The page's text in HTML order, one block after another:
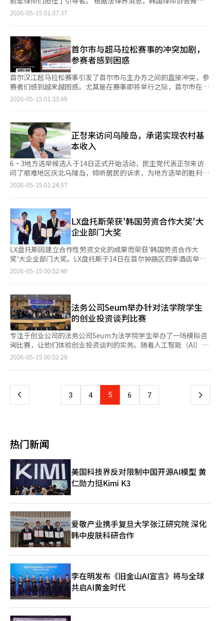
册，赵应天的京畿道知事候选人也预计于当天下午5时通过代理人
提交申请。权永国的正义党首尔市长候选人也在进行注册手续。
官英也已注册，预计将与涉嫌支付餐费的李元泽候选人展开正面交
锋。 在更불어民主党的补选候选人中，宋永吉（仁川延寿甲）、河
正宇（釜山北区甲）、金勇南（京畿平泽乙）、金南俊（仁川桂阳
乙）等候选人已完成注册。国民力量的朴钟镇（仁川延寿甲）、朴
敏植（釜山北区甲）、李珍淑（大邱达成郡）、兪义东（京畿平泽
乙）候选人也已完成注册。 在平泽乙地区展开对决的赵国创新党
代表与金在妍进步党常任代表、黄教安自由与创新代表也已完成候
选人注册。作为无党派候选人出战的前国民力量代表韩东勋（釜山
的选举活动。正式选举活动将于21日至下月2日进行。在选举活动
期间，候选人可以进行街头演讲和分发宣传材料。提前投票将于29
日进行，为期两天。
世界的区域探索、以过场动画为中心的叙事演绎以及基于手动战斗
的动作玩法被视为核心差异化要素。 在之前的媒体体验会上，游
点。在主要战斗中，自动战斗的比例被降到最低，闪避、防御和技
能连携的时机成为重要的动作结构。 实际体验中，敌方AI不仅仅是
简单的被击反应，而是通过模式化的反击和闪避保持紧张感。在同
时对抗多个敌人的场景中，技能冷却时间管理和站位的重要性得到
了强调。 游戏的图形也着重反映了原作《权力的游戏》的独特氛
围。中世纪幻想特有的暗色调、细致的背景描绘，以及原作粉丝能
够识别的主要地区和角色设计等都增强了沉浸感。 特别是网石在
商业模式设计上，移除了在国内MMORPG市场中常见的概率型装
在实现符合全球主机和PC用户偏好的游戏性。 在多人内容中，既
有合作也有竞争的元素。玩家可以通过组队进行Boss内容的攻
略，并引入了基于战斗贡献度的MVP系统。 网石将在PC预发布的
同时，推出多种上线活动。玩家可以通过签到活动和等级达成活动
获得稀有等级的野人服装、驯鹿坐骑和传奇遗物选择箱等游戏道
具。 近期，网石加强了多平台和全球市场的战略，《权力的游
戏：国王之路》被视为未来业绩的关键新作。特别是结合全球知名
度高的IP与动作角色扮演游戏类型，预计将吸引全球用户。 网石
而不仅仅是运气。”他还提到：“目前正全力以赴准备在韩国、台
湾、日本、泰国等亚洲地区的发布。”※ 本报道经人工智能（AI）
系统翻译与编辑。
律师特别委员会于14日在首尔瑞草洞的韩国律师协会会议中心成功
实务能力。 活动现场，新入职律师们的热情与前辈们真诚的建议
交织在一起，始终保持着严肃而又活跃的氛围。 韩国律师协会会
长金正旭在祝辞中指出：“由于律师数量激增以及法律科技和人工
智能的普及，目前法律市场的形势并不乐观。”他鼓励道：“在困
难中，如果能够基于以往积累的热情，勇敢挑战新的工作领域，必
定会取得有意义的成就。”他还希望“前后辈之间的交流与联系能
够成为未来漫长旅程中的巨大助力。” 首尔地方律师协会会长赵
顺烈在致辞中也表示：“希望大家在公职、企业、诉讼、国际等广
师，走正道。” 主办此次活动的青年律师特别委员会委员长金智
秀表示：“我非常理解新入职时既兴奋又迷茫的心情，希望今天的
活动能成为消除这种迷茫的宝贵时光。” 活动的亮点是由韩国律
师协会副会长金承炫主讲的“新入职律师职业发展研讨会”。金副
会长分享了成为就业市场上“受欢迎律师”的具体策略。 他特别
强调，在撰写自我介绍时，与其使用平常的成长背景，不如将工作
优势与具体案例结合，创造出“我自己的小差异”。此外，他还毫
无保留地传授了面试态度、各机构的特点以及跳槽时机和准备事项
法院、检察院、初创企业和企业律师等多个领域的36名前辈律师作
为导师，进行了分组指导。新入职律师们毫无保留地倾诉了自己在
实务中遇到的困惑和职业发展上的烦恼，导师们则分享了生动的现
场经验和见解，积极回应。 参加活动的一名新入职律师表
示：“通过考试后对未来的职业发展感到困惑，但听到在职前辈们
的具体建议后，未来的方向变得更加明确。” 韩国律师协会相关
人士表示：“未来将继续为新入职律师提供多样的支持项目和网络
平台，帮助他们自豪地提升专业能力。”
2026-05-15 01:37:37
首尔市与超马拉松赛事的冲突加剧，
参赛者感到困惑
首尔汉江超马拉松赛事引发了首尔市与主办方之间的直接冲突，参
赛者们感到越来越困惑。尤其是在赛事即将举行之际，首尔市在现
场悬挂了“未经批准的非法活动”的横幅，导致矛盾加剧。 争议
准的非法活动，若发生事故，所有责任由主办方承担。” 对此，
首尔汉江超马拉松组委会立即作出反应。组委会在官方公告中表
示：“赛事是按照合法程序进行的正当活动”，并指责首尔市及部
分相关机构因市民不便和安全问题对其施加过度压力。 组委会还
强调：“主办方没有强制控制市民通行的权利，参赛者也应按照现
场安全人员的指引保持秩序。”并指出：“汉江是所有市民的公共
空间，跑步也是市民自由的活动。” 然而，此次冲突的背景是同
一天在汉江地区计划举行的大规模无人机表演。由于无人机表演的
拉松重叠，安全管理将变得非常困难。 实际上，超马拉松的运营
时间比普通马拉松更长，参与者的体力差异也较大，安全管理的难
度较高。尤其是汉江公园是市民散步和骑自行车的集中区域，因此
在大型活动重叠时，事故风险可能会增加。 对此，等待参加马拉
松的参赛者表示：“我已经支付了参赛费、住宿和交通费用，突然
被当作非法活动处理。”还有人表示：“为什么参赛者要为首尔市
与主办方的冲突感到不安？”而另一些参赛者则要求退款，认为首
尔市对活动持消极态度。 与此同时，最近在首尔市中心和汉江公
称：“每个周末都堵车，通行不便。”、“去汉江散步也因为跑步
活动而变得困难。”、“仅仅无人机表演就会吸引人群，如果再加
上100公里马拉松，拥堵情况将会非常严重。”※ 本报道经人工智
能（AI）系统翻译与编辑。
2026-05-15 01:33:49
正청来访问乌陵岛，承诺实现农村基
本收入
6·3地方选举候选人于14日正式开始活动，民主党代表正청来访
问了艰难地区庆北乌陵岛，倾听居民的诉求，为地方选举的胜利奠
定基础。 正代表当天上午首先访问了道东小公园，随后参加了北
北党委员会主席林美爱、庆北乌陵郡长候选人郑成焕等人一同参
与。 在与乌陵岛居民的座谈会上，正代表承诺将迅速处理居民的
诉求。他提到座谈会上提出的农村基本收入，表示：“这不仅是党
内的需求，更是必要的。作为党代表，我会尽全力确保乌陵岛能够
纳入农村基本收入的范围。” 正代表还承诺解决考虑到气候因素
而限制入港的乌陵岛特性所带来的诉求。他表示：“我第一次听到
的就是‘即使生病，也要在天气好的日子出门’。我将制定保障宪
法中规定的居住和迁徙自由的方案。” 此外，正代表也认同了为
示：“我认为如果能特别考虑乌陵郡，制定类似于江原特别自治道
法的乌陵特别自治郡法，就能涵盖所有居民的诉求。”并请求
道：“请先收集居民的共同意见。” 对于居民提出的农村基本收
入和交通条件改善的建议，正代表表示：“我将与相关部门协商，
努力解决这些诉求，并计划与相关部门的部长们会面。” 同时，
正代表也对近期党内频繁访问庆南的情况表示，尽管民调显示各党
候选人之间的差距在缩小，但“在现场感受上并不明显。”他指
出：“最近民调的回应率大幅下降，抽样也变得困难。我们会密切
关注，但无论如何都会全力以赴。”※ 本报道经人工智能（AI）系
2026-05-15 01:24:57
LX盘托斯荣获'韩国劳资合作大奖'大
企业部门大奖
LX盘托斯因建立合作性劳资文化的成果而荣获'韩国劳资合作大
奖'大企业部门大奖。LX盘托斯于14日在首尔钟路区四季酒店举行
的第38届韩国劳资合作大奖颁奖典礼上，获得了最高荣誉大奖。当
员长金东明等主要相关人士出席。LX盘托斯的李永浩代表、朴车俊
工人代表、最高人事负责人金成旭等也参加了此次活动。由韩国经
营者总协会主办的韩国劳资合作大奖，旨在表彰通过劳资双方的相
互合作，促进良好的劳资文化并为国家经济发展作出贡献的企业。
评估内容包括劳资之间的信任建立、共生文化的形成和组织稳定性
等。LX盘托斯自1977年成立以来，近50年来保持了无劳资争议和
罢工的稳定劳资关系，得到了高度评价。尽管物流行业面临全球供
应链变化和货物流量波动等外部环境变化，该公司依然持续保持以
合作为中心的组织文化。特别是，LX盘托斯运营了包括工人代表与
种沟通渠道，制度性地收集成员意见，得到了积极评价。该公司专
注于建立以预防为主的劳资文化，而非单纯的事后冲突调解。在当
管理方面，LX盘托斯也在持续努力建立可持续的组织文化。该公司
行企业的社会责任。在全球经济放缓和供应链不确定性等因素影响
下，物流行业整体面临快速变化的经营环境，稳定的劳资关系被视
为企业竞争力的核心要素。尤其是对于全球客户比例较高的综合物
流企业，组织稳定性和现场运营效率直接关系到业务竞争力。LX盘
托斯代表李永浩表示：“此次获奖让我深感荣幸，认可了我们成员
在建立合作性劳资文化方面的努力。未来，我们将继续以相互信任
和沟通为基础，进一步发展健康的组织文化，实现可持续增
长。”※ 本报道经人工智能（AI）系统翻译与编辑。
2026-05-15 00:52:40
法务公司Seum举办针对法学院学生
的创业投资谈判比赛
专注于创业公司的法务公司Seum为法学院学生举办了一场模拟咨
询比赛，让他们体验创业投资谈判的实务。随着人工智能（AI）创
业公司的增加，相关法律咨询需求也在上升，预备法律从业者对创
学院的创业法学会学生举办了“2026创业与法律的交汇之夜-法律
多名在校生和其他法学院的学生参加。 本次比赛设定了一个虚拟
的AI创业公司，按照投资融资的不同阶段进行实战模拟谈判。学生
Series A、Series A和Pre-IPO四个轮次，涵盖了创业公司的成长
过程。Seum的律师们在比赛前一个月担任学生团队的导师，指导
他们制定合同结构和谈判策略。 负责此次活动的文汉圭律师表
示：“在实际的谈判过程中，学生们发现寻找‘妥协点’是最困难
的。”这表明，除了构建法律逻辑之外，在创业公司与投资者之间
达成现实的协议方案的实务感知也至关重要。 近期创业市场的变
化也反映在活动主题上。Seum方面表示：“在创业咨询过程中，
关于AI应用的法律咨询明显增加。”因此，今年的活动也围绕AI创
业公司的投资谈判构建了中心情景。 对于法学院学生的兴趣也有
所上升。文律师表示：“与去年相比，参加活动的人数增加，与学
生交流时也能感受到他们对创业法律领域的兴趣在提高。” 当天
活动中，Seum的首席律师郑浩石担任评审委员会主席，韩国公司
律师协会（KICA）创业分会和青年创业网络Prism导师俱乐部也参
2026-05-15 00:52:29
上
页
3 4 5 6 7 下
热门新闻
美国科技界反对限制中国开源AI模型 黄
仁勋力挺Kimi K3
爱敬产业携手复旦大学张江研究院 深化
韩中皮肤科研合作
李在明发布《旧金山AI宣言》将与全球
共启AI黄金时代